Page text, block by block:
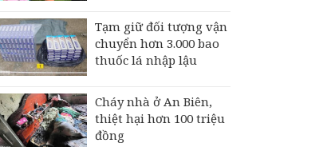
Tạm giữ đối tượng vận
chuyển hơn 3.000 bao
thuốc lá nhập lậu
Cháy nhà ở An Biên,
thiệt hại hơn 100 triệu
đồng